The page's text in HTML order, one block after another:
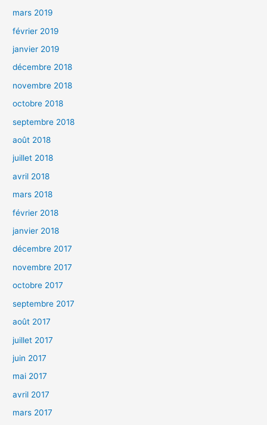
mars 2019
février 2019
janvier 2019
décembre 2018
novembre 2018
octobre 2018
septembre 2018
août 2018
juillet 2018
avril 2018
mars 2018
février 2018
janvier 2018
décembre 2017
novembre 2017
octobre 2017
septembre 2017
août 2017
juillet 2017
juin 2017
mai 2017
avril 2017
mars 2017